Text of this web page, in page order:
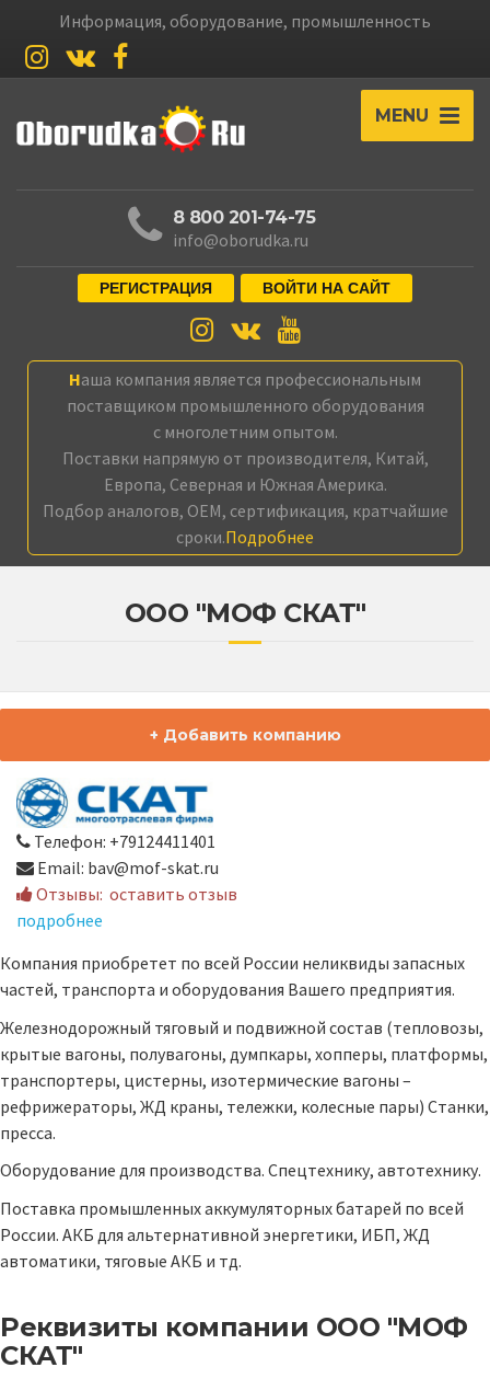
Информация, оборудование, промышленность
MENU
8 800 201-74-75
info@oborudka.ru
РЕГИСТРАЦИЯ ВОЙТИ НА САЙТ
Наша компания является профессиональным
поставщиком промышленного оборудования
с многолетним опытом.
Поставки напрямую от производителя, Китай,
Европа, Северная и Южная Америка.
Подбор аналогов, OEM, сертификация, кратчайшие
сроки.Подробнее
ООО "МОФ СКАТ"
+ Добавить компанию
Телефон: +79124411401
Email: bav@mof-skat.ru
Отзывы: оставить отзыв
подробнее
Компания приобретет по всей России неликвиды запасных
частей, транспорта и оборудования Вашего предприятия.
Железнодорожный тяговый и подвижной состав (тепловозы,
крытые вагоны, полувагоны, думпкары, хопперы, платформы,
транспортеры, цистерны, изотермические вагоны –
рефрижераторы, ЖД краны, тележки, колесные пары) Станки,
пресса.
Оборудование для производства. Спецтехнику, автотехнику.
Поставка промышленных аккумуляторных батарей по всей
России. АКБ для альтернативной энергетики, ИБП, ЖД
автоматики, тяговые АКБ и тд.
Реквизиты компании ООО "МОФ
СКАТ"